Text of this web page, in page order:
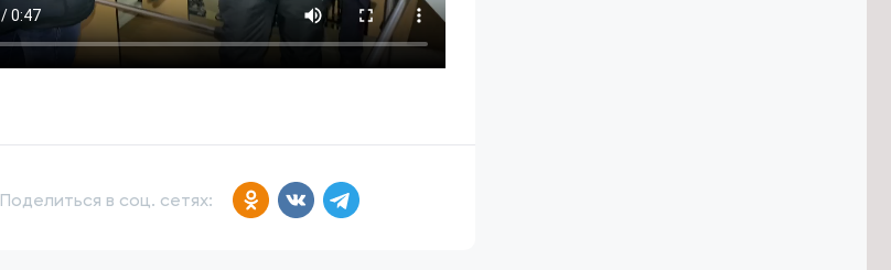
Поделиться в соц. сетях: